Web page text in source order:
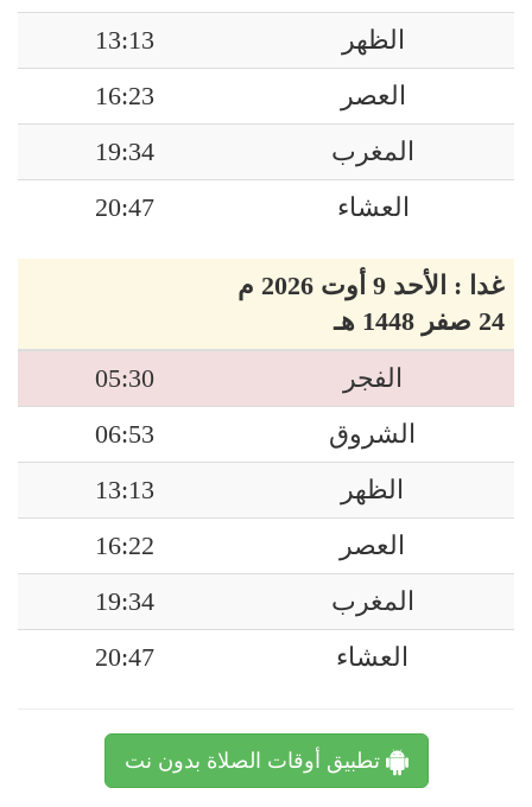
الظهر
13:13
العصر
16:23
المغرب
19:34
العشاء
20:47
غدا : الأحد 9 أوت 2026 م
24 صفر 1448 هـ
الفجر
05:30
الشروق
06:53
الظهر
13:13
العصر
16:22
المغرب
19:34
العشاء
20:47
تطبيق أوقات الصلاة بدون نت